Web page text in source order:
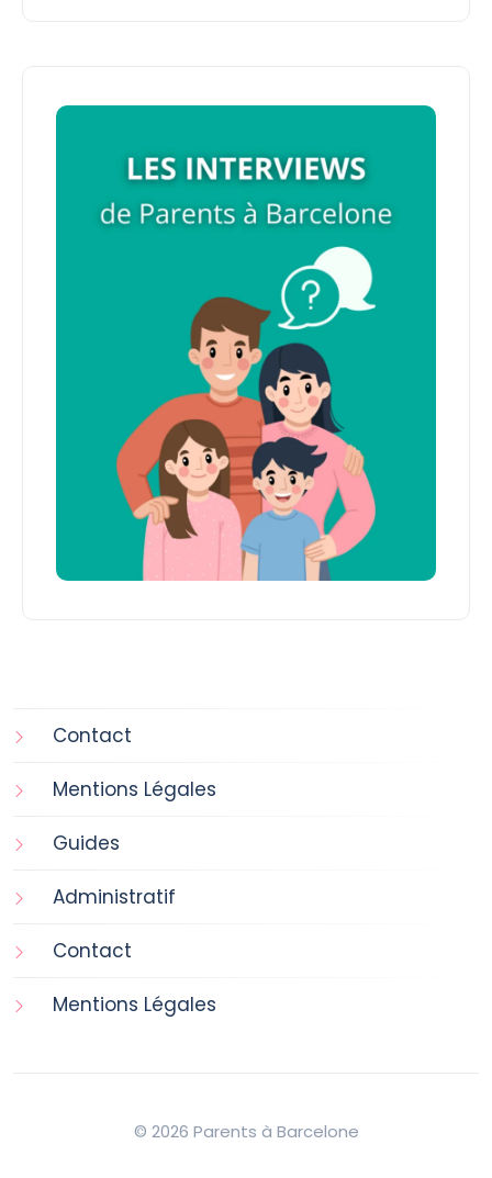
Contact
Mentions Légales
Guides
Administratif
Contact
Mentions Légales
© 2026 Parents à Barcelone